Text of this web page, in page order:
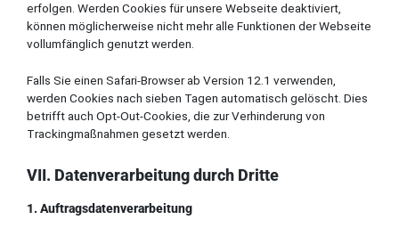
erfolgen. Werden Cookies für unsere Webseite deaktiviert,
können möglicherweise nicht mehr alle Funktionen der Webseite
vollumfänglich genutzt werden.
Falls Sie einen Safari-Browser ab Version 12.1 verwenden,
werden Cookies nach sieben Tagen automatisch gelöscht. Dies
betrifft auch Opt-Out-Cookies, die zur Verhinderung von
Trackingmaßnahmen gesetzt werden.
VII. Datenverarbeitung durch Dritte
1. Auftragsdatenverarbeitung